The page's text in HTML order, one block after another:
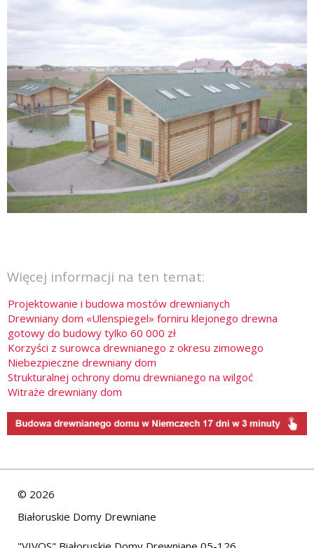
Więcej informacji na ten temat:
Projektowanie i budowa mostów drewnianych
Drewniany dom «Ulenspiegel» forniru klejonego drewna
gotowy do budowy tylko 60 000 zł
Korzyści z surowca drewnianego z okresu zimowego
Niebezpieczne drewniany dom
Strukturalnej ochrony domu drewnianego na wilgoć
Witraże drewniany dom
© 2026
Białoruskie Domy Drewniane